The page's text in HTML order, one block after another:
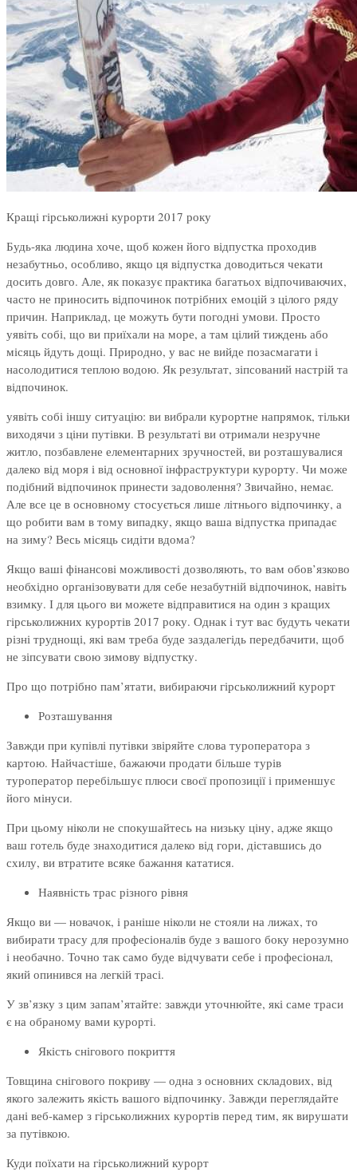
Кращі гірськолижні курорти 2017 року
Будь-яка людина хоче, щоб кожен його відпустка проходив
незабутньо, особливо, якщо ця відпустка доводиться чекати
досить довго. Але, як показує практика багатьох відпочиваючих,
часто не приносить відпочинок потрібних емоцій з цілого ряду
причин. Наприклад, це можуть бути погодні умови. Просто
уявіть собі, що ви приїхали на море, а там цілий тиждень або
місяць йдуть дощі. Природно, у вас не вийде позасмагати і
насолодитися теплою водою. Як результат, зіпсований настрій та
відпочинок.
уявіть собі іншу ситуацію: ви вибрали курортне напрямок, тільки
виходячи з ціни путівки. В результаті ви отримали незручне
житло, позбавлене елементарних зручностей, ви розташувалися
далеко від моря і від основної інфраструктури курорту. Чи може
подібний відпочинок принести задоволення? Звичайно, немає.
Але все це в основному стосується лише літнього відпочинку, а
що робити вам в тому випадку, якщо ваша відпустка припадає
на зиму? Весь місяць сидіти вдома?
Якщо ваші фінансові можливості дозволяють, то вам обов’язково
необхідно організовувати для себе незабутній відпочинок, навіть
взимку. І для цього ви можете відправитися на один з кращих
гірськолижних курортів 2017 року. Однак і тут вас будуть чекати
різні труднощі, які вам треба буде заздалегідь передбачити, щоб
не зіпсувати свою зимову відпустку.
Про що потрібно пам’ятати, вибираючи гірськолижний курорт
Розташування
Завжди при купівлі путівки звіряйте слова туроператора з
картою. Найчастіше, бажаючи продати більше турів
туроператор перебільшує плюси своєї пропозиції і применшує
його мінуси.
При цьому ніколи не спокушайтесь на низьку ціну, адже якщо
ваш готель буде знаходитися далеко від гори, діставшись до
схилу, ви втратите всяке бажання кататися.
Наявність трас різного рівня
Якщо ви — новачок, і раніше ніколи не стояли на лижах, то
вибирати трасу для професіоналів буде з вашого боку нерозумно
і необачно. Точно так само буде відчувати себе і професіонал,
який опинився на легкій трасі.
У зв’язку з цим запам’ятайте: завжди уточнюйте, які саме траси
є на обраному вами курорті.
Якість снігового покриття
Товщина снігового покриву — одна з основних складових, від
якого залежить якість вашого відпочинку. Завжди переглядайте
дані веб-камер з гірськолижних курортів перед тим, як вирушати
за путівкою.
Куди поїхати на гірськолижний курорт